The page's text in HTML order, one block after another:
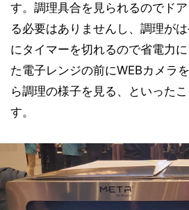
す。調理具合を見られるのでド
る必要はありませんし、調理が
にタイマーを切れるので省電力
た電子レンジの前にWEBカメラ
ら調理の様子を見る、といった
す。